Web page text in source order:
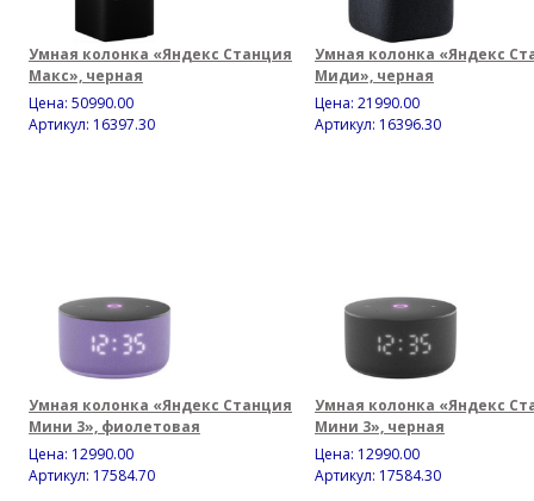
Умная колонка «Яндекс Станция
Макс», черная
Цена: 50990.00
Артикул: 16397.30
Умная колонка «Яндекс
Миди», черная
Цена: 21990.00
Артикул: 16396.30
Умная колонка «Яндекс Станция
Мини 3», фиолетовая
Цена: 12990.00
Артикул: 17584.70
Умная колонка «Яндекс
Мини 3», черная
Цена: 12990.00
Артикул: 17584.30